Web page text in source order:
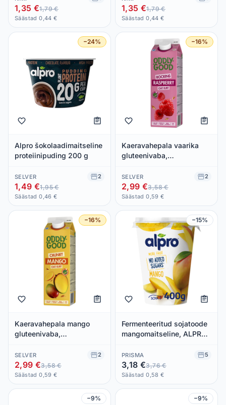
1,35 €1,79 €
Säästad 0,44 €
1,35 €1,79 €
Säästad 0,44 €
−24%
Alpro šokolaadimaitseline
proteiinipuding 200 g
SELVER 2
1,49 €1,95 €
Säästad 0,46 €
−16%
Kaeravahepala vaarika
gluteenivaba,
SELVER 2
2,99 €3,58 €
Säästad 0,59 €
−16%
Kaeravahepala mango
gluteenivaba,
SELVER 2
2,99 €3,58 €
Säästad 0,59 €
−15%
Fermenteeritud sojatoode
mangomaitseline, ALPRO,
PRISMA 5
3,18 €3,76 €
Säästad 0,58 €
−9% −9%